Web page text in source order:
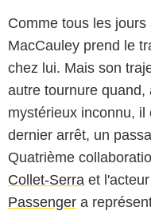
Comme tous les
MacCauley prend le
chez lui. Mais son
autre tournure quand,
mystérieux inconnu, il
dernier arrêt, un
Quatrième
Collet-Serra et l'acteur
Passenger a